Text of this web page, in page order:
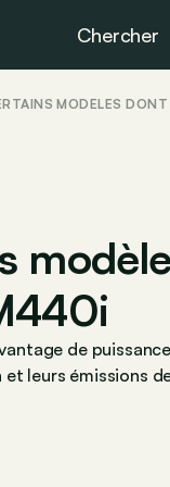
Chercher
MODÈLES
de
leurs émissions